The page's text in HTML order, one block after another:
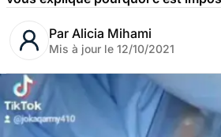
Par Alicia Mihami
Mis à jour le 12/10/2021